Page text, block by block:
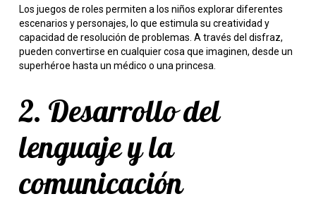
Los juegos de roles permiten a los niños explorar diferentes
escenarios y personajes, lo que estimula su creatividad y
capacidad de resolución de problemas. A través del disfraz,
pueden convertirse en cualquier cosa que imaginen, desde un
superhéroe hasta un médico o una princesa.
2. Desarrollo del
lenguaje y la
comunicación